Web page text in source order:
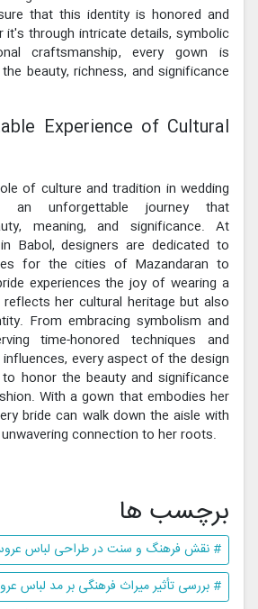
that this identity is honored and
it's through intricate details, symbolic
craftsmanship, every gown is
beauty, richness, and significance
Experience of Cultural
of culture and tradition in wedding
unforgettable journey that
meaning, and significance. At
Babol, designers are dedicated to
for the cities of Mazandaran to
experiences the joy of wearing a
her cultural heritage but also
From embracing symbolism and
time-honored techniques and
every aspect of the design
honor the beauty and significance
With a gown that embodies her
bride can walk down the aisle with
connection to her roots.
برچسب ها
# نقش فرهنگ و سنت در طراحی لباس
# بررسی تأثیر میراث فرهنگی بر مد لباس